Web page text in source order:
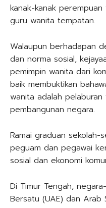
kanak-kanak
guru wanita tempatan.
Walaupun berhadapan
dan norma sosial,
pemimpin wanita dari
baik membuktikan
wanita adalah
pembangunan negara.
Ramai graduan sekolah-
peguam dan pegawai
sosial dan ekonomi
Di Timur Tengah,
Bersatu (UAE) dan Arab